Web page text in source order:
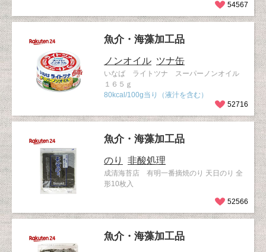
54567
魚介・海藻加工品
ノンオイル ツナ缶
いなば ライトツナ スーパーノンオイル
１６５ｇ
80kcal/100g当り（液汁を含む）
52716
魚介・海藻加工品
のり 非酸処理
成清海苔店 有明一番摘焼のり 天日のり 全
形10枚入
52566
魚介・海藻加工品